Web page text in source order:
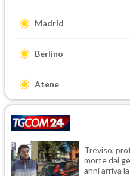
Madrid
Berlino
Atene
Treviso,
morte dai
anni arriva